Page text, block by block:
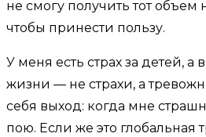
не смогу получить тот
чтобы принести пользу.
У меня есть страх за детей, а
жизни — не страхи, а
себя выход: когда мне
пою. Если же это глобальная